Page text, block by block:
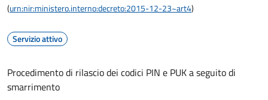
(urn:nir:ministero.interno:decreto:2015-12-23~art4)
Servizio attivo
Procedimento di rilascio dei codici PIN e PUK a seguito di
smarrimento